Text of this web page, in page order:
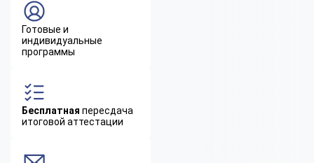
Готовые и
индивидуальные
программы
Бесплатная пересдача
итоговой аттестации